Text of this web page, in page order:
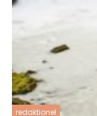
redaktionel